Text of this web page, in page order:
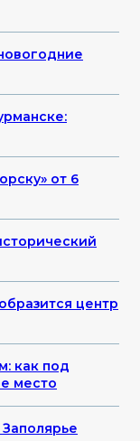
от 6
центр
как под
место